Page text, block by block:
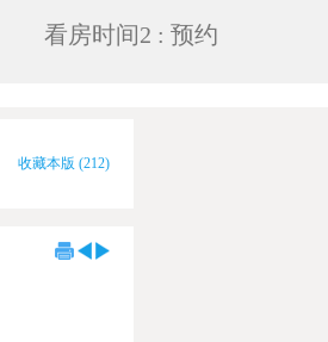
看房时间2 : 预约
收藏本版 (212)